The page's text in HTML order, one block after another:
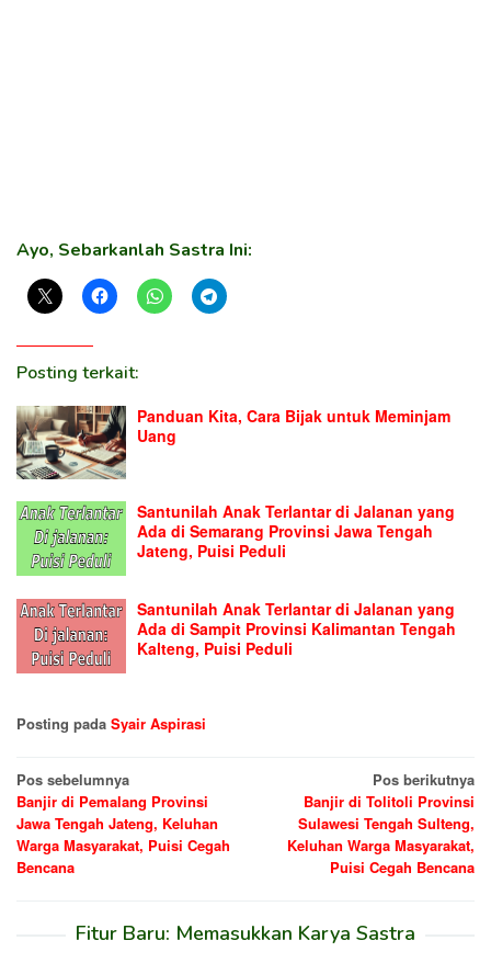
Ayo, Sebarkanlah Sastra Ini:
Posting terkait:
Panduan Kita, Cara Bijak untuk Meminjam
Uang
Santunilah Anak Terlantar di Jalanan yang
Ada di Semarang Provinsi Jawa Tengah
Jateng, Puisi Peduli
Santunilah Anak Terlantar di Jalanan yang
Ada di Sampit Provinsi Kalimantan Tengah
Kalteng, Puisi Peduli
Posting pada Syair Aspirasi
Navigasi
pos
Pos sebelumnya
Banjir di Pemalang Provinsi
Jawa Tengah Jateng, Keluhan
Warga Masyarakat, Puisi Cegah
Bencana
Pos berikutnya
Banjir di Tolitoli Provinsi
Sulawesi Tengah Sulteng,
Keluhan Warga Masyarakat,
Puisi Cegah Bencana
Fitur Baru: Memasukkan Karya Sastra